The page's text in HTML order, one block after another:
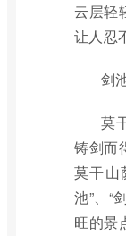
云层轻
让人忍
剑
莫
铸剑而
莫干山
池”、“
旺的景